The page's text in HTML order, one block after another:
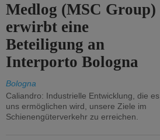
Medlog (MSC Group)
erwirbt eine
Beteiligung an
Interporto Bologna
Bologna
Caliandro: Industrielle Entwicklung, die es
uns ermöglichen wird, unsere Ziele im
Schienengüterverkehr zu erreichen.